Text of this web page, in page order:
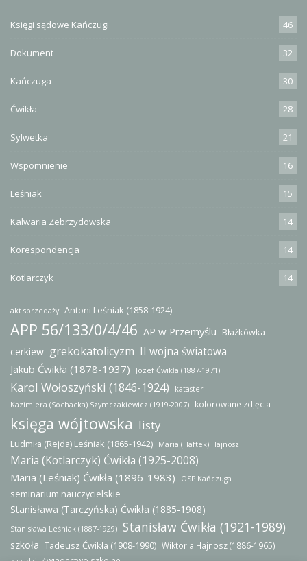
Księgi sądowe Kańczugi 46
Dokument 32
Kańczuga 30
Ćwikła 28
Sylwetka 21
Wspomnienie 16
Leśniak 15
Kalwaria Zebrzydowska 14
Korespondencja 14
Kotlarczyk 14
akt sprzedaży Antoni Leśniak (1858-1924)
APP 56/133/0/4/46 AP w Przemyślu Błażkówka
cerkiew grekokatolicyzm II wojna światowa
Jakub Ćwikła (1878-1937) Józef Ćwikła (1887-1971)
Karol Wołoszyński (1846-1924)
kataster
Kazimiera (Sochacka) Szymczakiewicz (1919-2007)
kolorowane zdjęcia
księga wójtowska listy
Ludmiła (Rejda) Leśniak (1865-1942) Maria (Haftek) Hajnosz
Maria (Kotlarczyk) Ćwikła (1925-2008)
Maria (Leśniak) Ćwikła (1896-1983) OSP Kańczuga
seminarium nauczycielskie
Stanisława (Tarczyńska) Ćwikła (1885-1908)
Stanisława Leśniak (1887-1929) Stanisław Ćwikła (1921-1989)
szkoła Tadeusz Ćwikła (1908-1990) Wiktoria Hajnosz (1886-1965)